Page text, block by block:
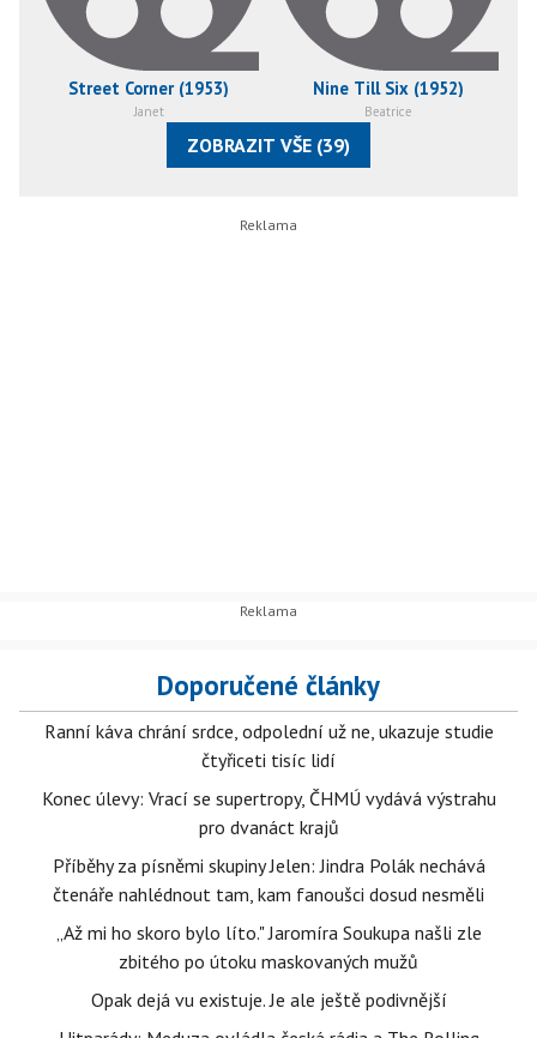
Street Corner (1953)
Janet
Nine Till Six (1952)
Beatrice
ZOBRAZIT VŠE (39)
Doporučené články
Ranní káva chrání srdce, odpolední už ne, ukazuje studie
čtyřiceti tisíc lidí
Konec úlevy: Vrací se supertropy, ČHMÚ vydává výstrahu
pro dvanáct krajů
Příběhy za písněmi skupiny Jelen: Jindra Polák nechává
čtenáře nahlédnout tam, kam fanoušci dosud nesměli
„Až mi ho skoro bylo líto." Jaromíra Soukupa našli zle
zbitého po útoku maskovaných mužů
Opak dejá vu existuje. Je ale ještě podivnější